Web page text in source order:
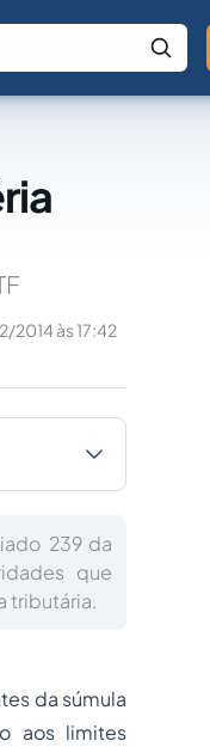
Buscar no Jus
2014 às 17:42
239 da
que
tributária.
da súmula
aos limites